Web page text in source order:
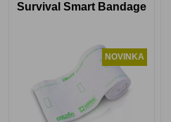
Survival Smart Bandage
NOVINKA